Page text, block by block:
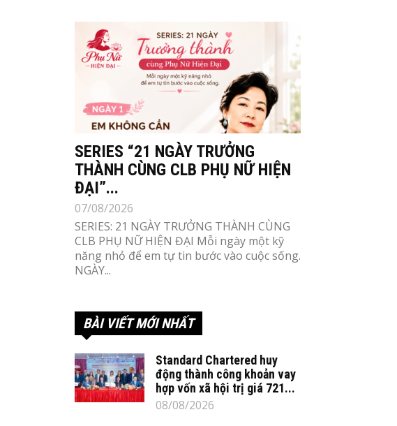
SERIES “21 NGÀY TRƯỞNG
THÀNH CÙNG CLB PHỤ NỮ HIỆN
ĐẠI”...
07/08/2026
SERIES: 21 NGÀY TRƯỞNG THÀNH CÙNG
CLB PHỤ NỮ HIỆN ĐẠI Mỗi ngày một kỹ
năng nhỏ để em tự tin bước vào cuộc sống.
NGÀY...
BÀI VIẾT MỚI NHẤT
Standard Chartered huy
động thành công khoản vay
hợp vốn xã hội trị giá 721...
08/08/2026